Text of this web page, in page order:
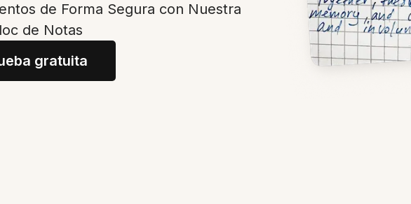
de Forma Segura con Nuestra
de Notas
gratuita